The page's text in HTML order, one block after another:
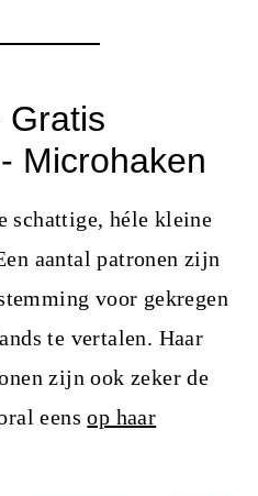
Gratis
Microhaken
schattige, héle kleine
aantal patronen zijn
voor gekregen
te vertalen. Haar
zijn ook zeker de
eensop haar